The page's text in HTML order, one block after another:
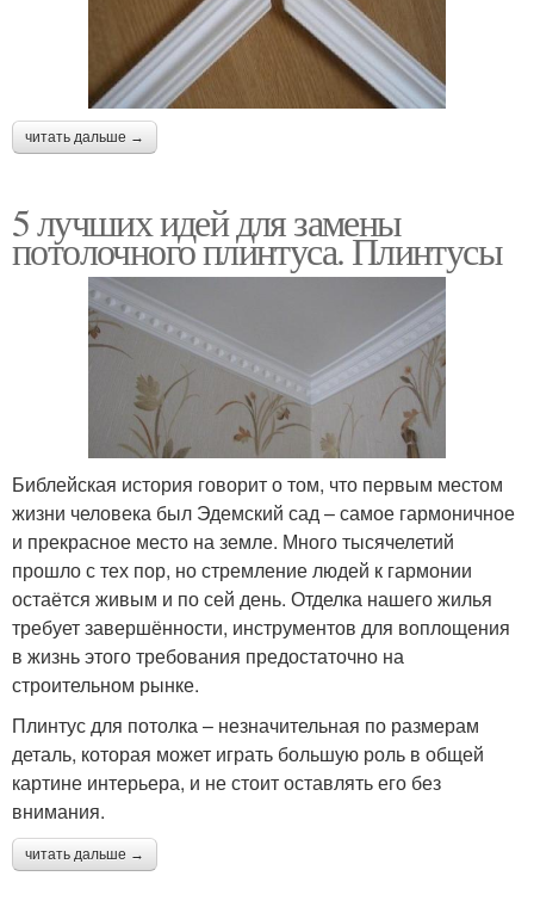
читать дальше →
5 лучших идей для замены
потолочного плинтуса. Плинтусы
Библейская история говорит о том, что первым местом
жизни человека был Эдемский сад – самое гармоничное
и прекрасное место на земле. Много тысячелетий
прошло с тех пор, но стремление людей к гармонии
остаётся живым и по сей день. Отделка нашего жилья
требует завершённости, инструментов для воплощения
в жизнь этого требования предостаточно на
строительном рынке.
Плинтус для потолка – незначительная по размерам
деталь, которая может играть большую роль в общей
картине интерьера, и не стоит оставлять его без
внимания.
читать дальше →